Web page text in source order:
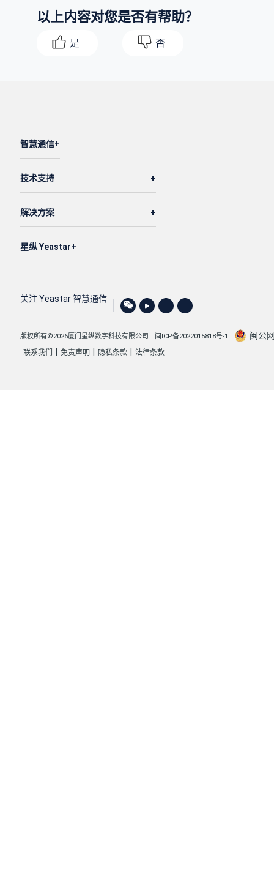
以上内容对您是否有帮助？
是 否
智慧通信
技术支持
解决方案
星纵 Yeastar
关注 Yeastar 智慧通信
版权所有©2026厦门星纵数字科技有限公司 闽ICP备2022015818号-1 闽公
联系我们 免责声明 隐私条款 法律条款